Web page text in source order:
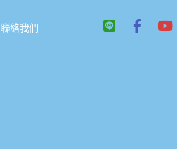
聯絡我們
L
F
Y